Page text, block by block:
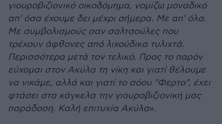
γιουροβιζιονικό οικοδόμημα, νομίζω μοναδικό
απ' όσα έχουμε δει μέχρι σήμερα. Με απ' όλα.
Με συμβολισμούς σαν σαλτσούλες που
τρέχουν άφθονες από λιχούδικα τυλιχτά.
Περισσότερα μετά τον τελικό. Προς το παρόν
εύχομαι στον Ακύλα τη νίκη και γιατί θέλουμε
να νικάμε, αλλά και γιατί το σόου "Φερτο", έχει
φτάσει στα κάγκελα την γιουροβιζιονική μας
παράδοση. Καλή επιτυχία Ακύλα».